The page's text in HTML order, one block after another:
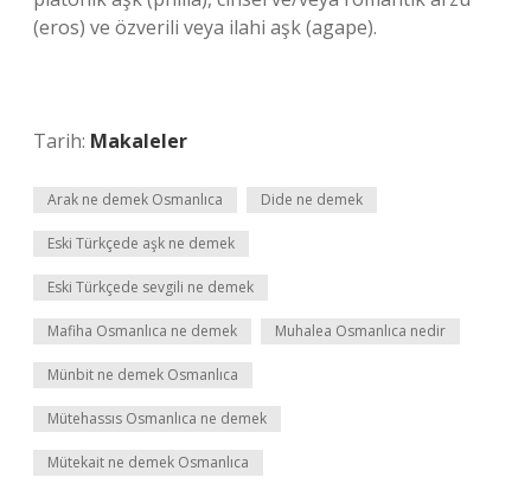
(eros) ve özverili veya ilahi aşk (agape).
Tarih: Makaleler
Arak ne demek Osmanlıca Dide ne demek
Eski Türkçede aşk ne demek
Eski Türkçede sevgili ne demek
Mafiha Osmanlıca ne demek Muhalea Osmanlıca nedir
Münbit ne demek Osmanlıca
Mütehassıs Osmanlıca ne demek
Mütekait ne demek Osmanlıca